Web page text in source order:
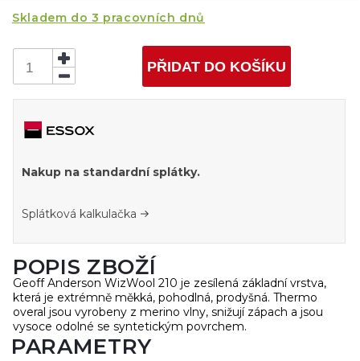
Skladem do 3 pracovních dnů
PŘIDAT DO KOŠÍKU
Nakup na standardní splátky.
Splátková kalkulačka
POPIS ZBOŽÍ
Geoff Anderson WizWool 210 je zesílená základní vrstva,
která je extrémně měkká, pohodlná, prodyšná. Thermo
overal jsou vyrobeny z merino vlny, snižují zápach a jsou
vysoce odolné se syntetickým povrchem.
PARAMETRY